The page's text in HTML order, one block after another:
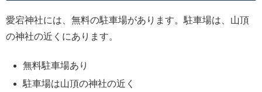
愛宕神社には、無料の駐車場があります。駐車場は、山頂
の神社の近くにあります。
無料駐車場あり
駐車場は山頂の神社の近く